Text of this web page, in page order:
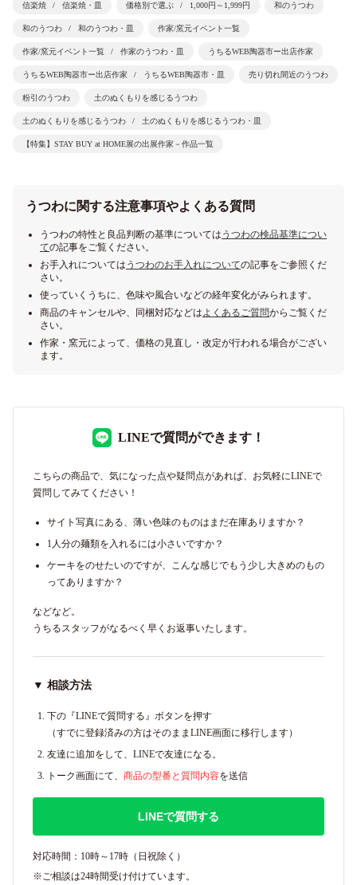
信楽焼 信楽焼・皿 価格別で選ぶ 1,000円～1,999円 和のうつわ
和のうつわ 和のうつわ・皿 作家/窯元イベント一覧
作家/窯元イベント一覧 作家のうつわ・皿 うちるWEB陶器市ー出店作家
うちるWEB陶器市ー出店作家 うちるWEB陶器市・皿 売り切れ間近のうつわ
粉引のうつわ 土のぬくもりを感じるうつわ
土のぬくもりを感じるうつわ 土のぬくもりを感じるうつわ・皿
【特集】STAY BUY at HOME展の出展作家－作品一覧
うつわに関する注意事項やよくある質問
うつわの特性と良品判断の基準については うつわの検品基準につい
ての記事をご覧ください。
お手入れについては うつわのお手入れについての記事をご参照くだ
さい。
使っていくうちに、色味や風合いなどの経年変化がみられます。
商品のキャンセルや、同梱対応などはよくあるご質問からご覧くだ
さい。
作家・窯元によって、価格の見直し・改定が行われる場合がござい
ます。
LINEで質問ができます！
こちらの商品で、気になった点や疑問点があれば、お気軽にLINEで
質問してみてください！
サイト写真にある、薄い色味のものはまだ在庫ありますか？
1人分の麺類を入れるには小さいですか？
ケーキをのせたいのですが、こんな感じでもう少し大きめのもの
ってありますか？
などなど。
うちるスタッフがなるべく早くお返事いたします。
▼ 相談方法
下の『LINEで質問する』ボタンを押す
（すでに登録済みの方はそのままLINE画面に移行します）
友達に追加をして、LINEで友達になる。
トーク画面にて、 商品の型番と質問内容を送信
LINEで質問する
対応時間：10時～17時（日祝除く）
※ご相談は24時間受け付けています。